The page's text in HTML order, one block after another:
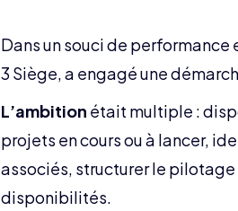
Dans un souci de performance
3 Siège, a engagé une
L’ambition était multiple :
projets en cours ou à lancer,
associés, structurer le
disponibilités.